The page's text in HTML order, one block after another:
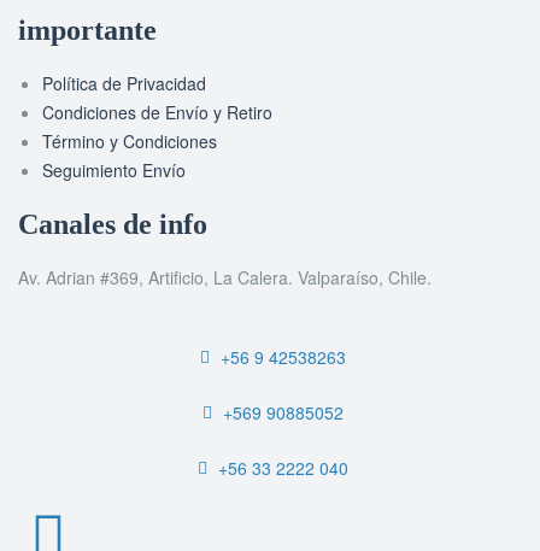
importante
Política de Privacidad
Condiciones de Envío y Retiro
Término y Condiciones
Seguimiento Envío
Canales de info
Av. Adrian #369, Artificio, La Calera. Valparaíso, Chile.
+56 9 42538263
+569 90885052
+56 33 2222 040